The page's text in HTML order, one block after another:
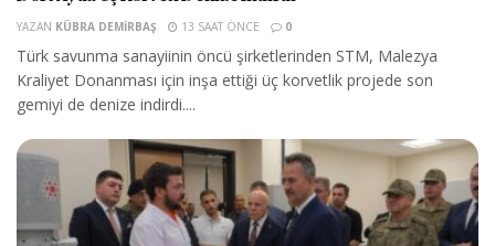
YAZAN KÜBRA DEMIRBAŞ 13 SAAT ÖNCE 0
Türk savunma sanayiinin öncü şirketlerinden STM, Malezya
Kraliyet Donanması için inşa ettiği üç korvetlik projede son
gemiyi de denize indirdi....